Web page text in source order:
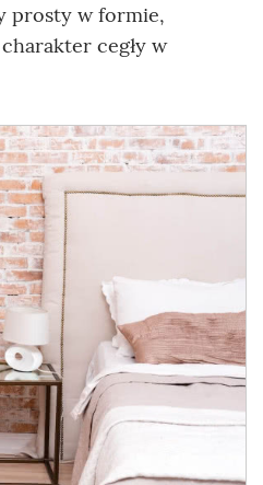
prosty w formie,
cegły w